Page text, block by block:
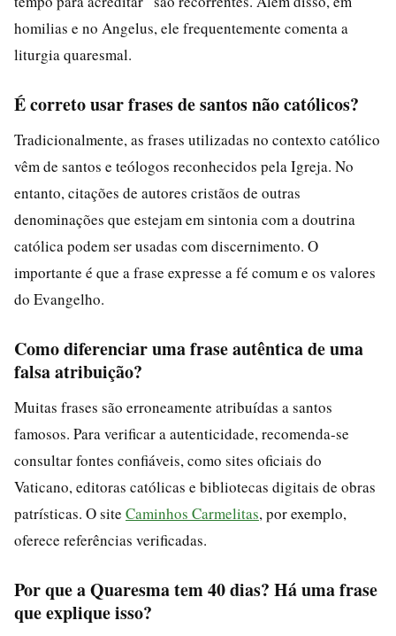
homilias e no Angelus, ele frequentemente comenta a
liturgia quaresmal.
É correto usar frases de santos não católicos?
Tradicionalmente, as frases utilizadas no contexto católico
vêm de santos e teólogos reconhecidos pela Igreja. No
entanto, citações de autores cristãos de outras
denominações que estejam em sintonia com a doutrina
católica podem ser usadas com discernimento. O
importante é que a frase expresse a fé comum e os valores
do Evangelho.
Como diferenciar uma frase autêntica de uma
falsa atribuição?
Muitas frases são erroneamente atribuídas a santos
famosos. Para verificar a autenticidade, recomenda-se
consultar fontes confiáveis, como sites oficiais do
Vaticano, editoras católicas e bibliotecas digitais de obras
patrísticas. O site Caminhos Carmelitas, por exemplo,
oferece referências verificadas.
Por que a Quaresma tem 40 dias? Há uma frase
que explique isso?